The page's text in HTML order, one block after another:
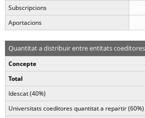
Subscripcions
Aportacions
Quantitat a distribuir entre entitats coeditores
Concepte
Total
Idescat (40%)
Universitats coeditores quantitat a repartir (60%)